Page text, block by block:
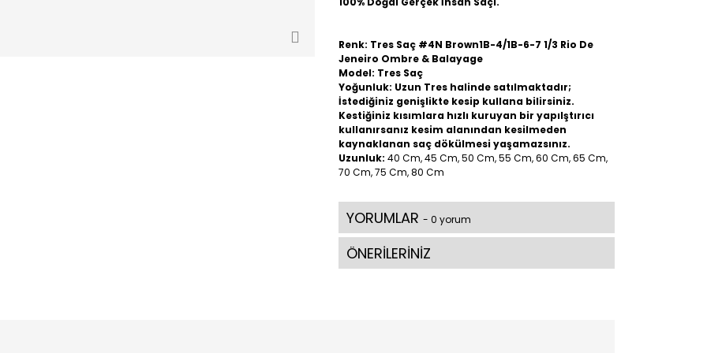
Renk: Tres Saç #4N Brown1B-4/1B-6-7 1/3 Rio De
Jeneiro Ombre & Balayage
Model: Tres Saç
Yoğunluk: Uzun Tres halinde satılmaktadır;
İstediğiniz genişlikte kesip kullana bilirsiniz.
Kestiğiniz kısımlara hızlı kuruyan bir yapılştırıcı
kullanırsanız kesim alanından kesilmeden
kaynaklanan saç dökülmesi yaşamazsınız.
Uzunluk: 40 Cm, 45 Cm, 50 Cm, 55 Cm, 60 Cm, 65 Cm,
70 Cm, 75 Cm, 80 Cm
YORUMLAR - 0 yorum
ÖNERİLERİNİZ